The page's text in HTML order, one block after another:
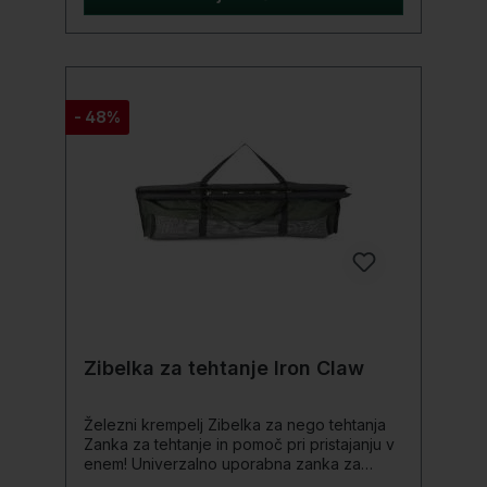
prevoz lahko zloži v kompaktno velikost.
- 48%
Zibelka za tehtanje Iron Claw
Železni krempelj Zibelka za nego tehtanja
Zanka za tehtanje in pomoč pri pristajanju v
enem! Univerzalno uporabna zanka za